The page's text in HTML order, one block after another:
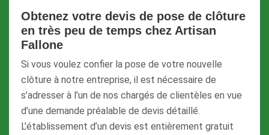
Obtenez votre devis de pose de clôture
en très peu de temps chez Artisan
Fallone
Si vous voulez confier la pose de votre nouvelle
clôture à notre entreprise, il est nécessaire de
s’adresser à l’un de nos chargés de clientèles en vue
d’une demande préalable de devis détaillé.
L’établissement d’un devis est entièrement gratuit